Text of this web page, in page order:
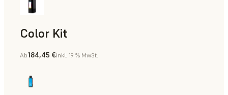
Color Kit
Ab184,45 €inkl. 19 % MwSt.